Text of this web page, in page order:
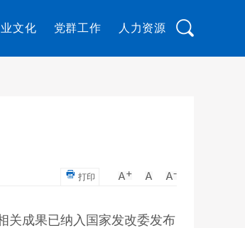
文化 党群工作 人力资源
打印
成果已纳入国家发改委发布